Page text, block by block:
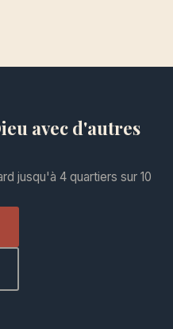
avec d'autres
jusqu'à 4 quartiers sur 10